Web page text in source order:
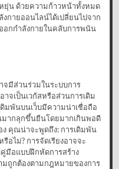
หยุ่น ด้วยความก้าวหน้าทั้งหมด
งกายออนไลน์ได้เปลี่ยนไปจาก
อกกำลังกายในคลับการพนัน
มีส่วนร่วมในระบบการ
จเป็นเวกัสหรือส่วนการเดิม
มพันบนเว็บมีความน่าเชื่อถือ
ากลุกขึ้นยืนโดยมากเกินพอดี
คุณน่าจะพูดถึง: การเดิมพัน
ไม่? การจัดเรียงอาจจะ
มือแบบฝึกหัดการสร้าง
มถูกต้องตามกฎหมายของการ